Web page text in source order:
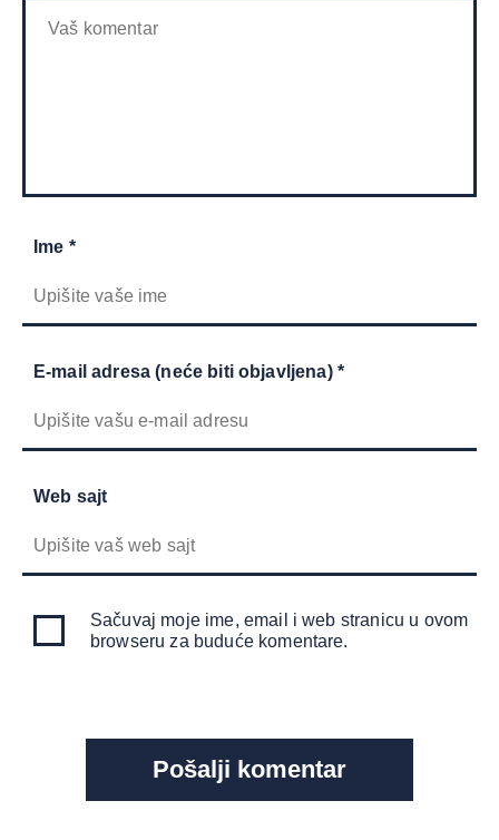
Ime *
E-mail adresa (neće biti objavljena) *
Web sajt
Sačuvaj moje ime, email i web stranicu u ovom
browseru za buduće komentare.